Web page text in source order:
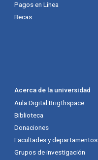
Pagos en Línea
Becas
Acerca de la universidad
Aula Digital Brigthspace
Biblioteca
Donaciones
Facultades y departamentos
Grupos de investigación